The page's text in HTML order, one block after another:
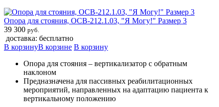
Опора для стояния, ОСВ-212.1.03, "Я Могу!" Размер 3
39 300 руб.
доставка: бесплатно
В корзинуВ корзине В корзину
Опора для стояния – вертикализатор с обратным
наклоном
Предназначена для пассивных реабилитационных
мероприятий, направленных на адаптацию пациента к
вертикальному положению